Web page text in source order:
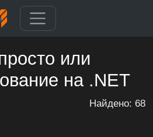
или
на .NET
Найдено: 68